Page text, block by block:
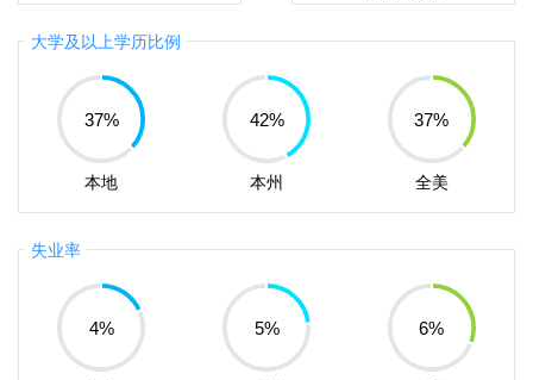
大学及以上学历比例
37%
本地
42%
本州
37%
全美
失业率
4% 5% 6%